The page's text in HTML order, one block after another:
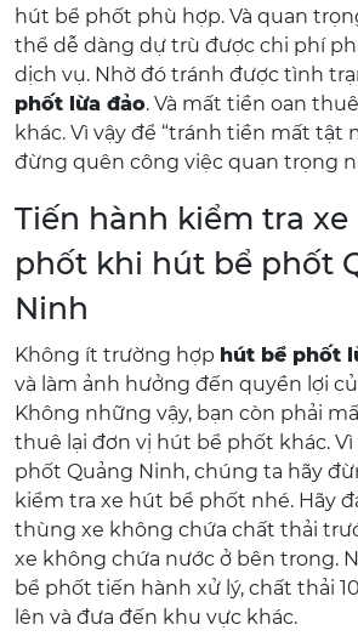
hút bể phốt phù hợp. Và quan
thể dễ dàng dự trù được chi phí
dịch vụ. Nhờ đó tránh được tình
phốt lừa đảo. Và mất tiền oan
khác. Vì vậy để “tránh tiền mất tật
đừng quên công việc quan trọng
Tiến hành kiểm tra
phốt khi hút bể phốt
Ninh
Không ít trường hợp hút bể phốt
và làm ảnh hưởng đến quyền lợi
Không những vậy, bạn còn phải
thuê lại đơn vị hút bể phốt khác.
phốt Quảng Ninh, chúng ta hãy
kiểm tra xe hút bể phốt nhé. Hãy
thùng xe không chứa chất thải
xe không chứa nước ở bên trong.
bể phốt tiến hành xử lý, chất thải
lên và đưa đến khu vực khác.